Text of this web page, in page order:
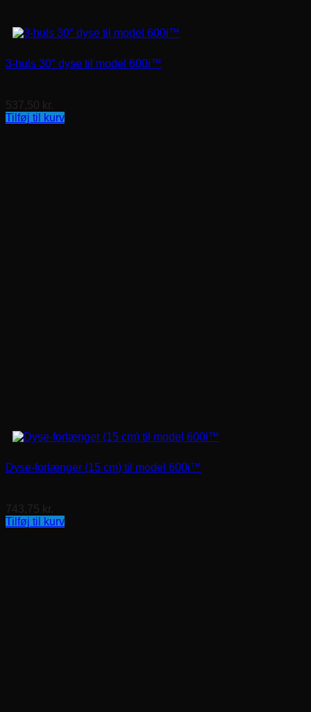
3-huls 30° dyse til model 600i™
537,50 kr.
Tilføj til kurv
Dyse-forlænger (15 cm) til model 600i™
743,75 kr.
Tilføj til kurv